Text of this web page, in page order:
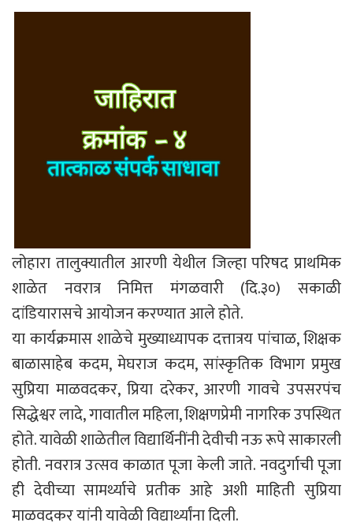
लोहारा तालुक्यातील आरणी येथील जिल्हा परिषद प्राथमिक
शाळेत नवरात्र निमित्त मंगळवारी (दि.३०) सकाळी
दांडियारासचे आयोजन करण्यात आले होते.
या कार्यक्रमास शाळेचे मुख्याध्यापक दत्तात्रय पांचाळ, शिक्षक
बाळासाहेब कदम, मेघराज कदम, सांस्कृतिक विभाग प्रमुख
सुप्रिया माळवदकर, प्रिया दरेकर, आरणी गावचे उपसरपंच
सिद्धेश्वर लादे, गावातील महिला, शिक्षणप्रेमी नागरिक उपस्थित
होते. यावेळी शाळेतील विद्यार्थिनींनी देवीची नऊ रूपे साकारली
होती. नवरात्र उत्सव काळात पूजा केली जाते. नवदुर्गाची पूजा
ही देवीच्या सामर्थ्याचे प्रतीक आहे अशी माहिती सुप्रिया
माळवदकर यांनी यावेळी विद्यार्थ्यांना दिली.